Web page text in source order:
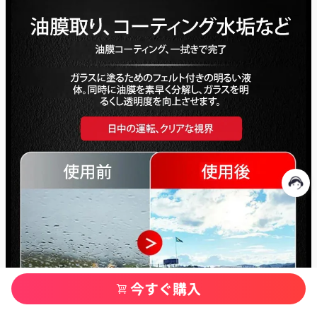
今すぐ購入